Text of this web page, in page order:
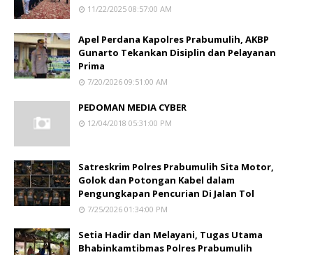
11/22/2025 08:57:00 AM
Apel Perdana Kapolres Prabumulih, AKBP
Gunarto Tekankan Disiplin dan Pelayanan
Prima
7/20/2026 09:51:00 AM
PEDOMAN MEDIA CYBER
12/04/2018 05:31:00 PM
Satreskrim Polres Prabumulih Sita Motor,
Golok dan Potongan Kabel dalam
Pengungkapan Pencurian Di Jalan Tol
7/25/2026 01:34:00 PM
Setia Hadir dan Melayani, Tugas Utama
Bhabinkamtibmas Polres Prabumulih